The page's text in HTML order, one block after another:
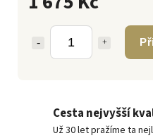
Cesta nejvyšší
Už 30 let pražíme ta